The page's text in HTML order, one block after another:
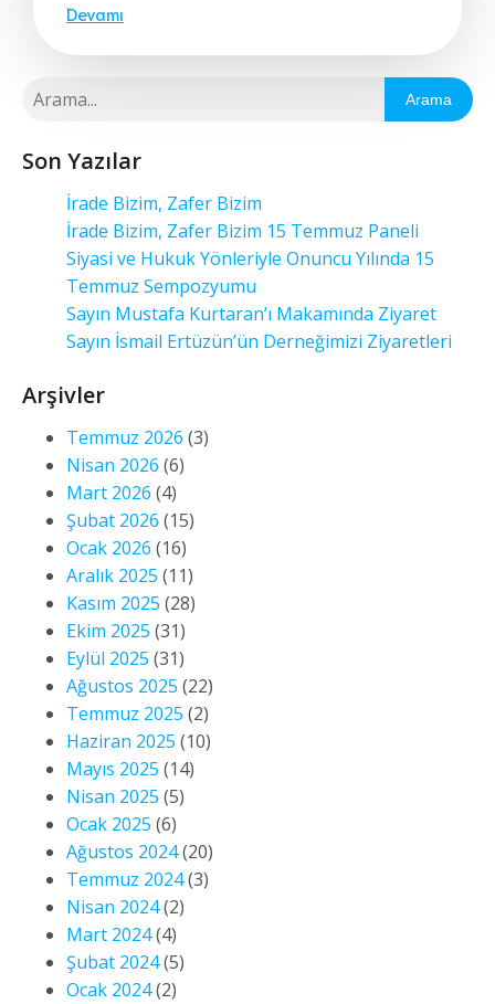
Devamı
Arama
Son Yazılar
İrade Bizim, Zafer Bizim
İrade Bizim, Zafer Bizim 15 Temmuz Paneli
Siyasi ve Hukuk Yönleriyle Onuncu Yılında 15
Temmuz Sempozyumu
Sayın Mustafa Kurtaran’ı Makamında Ziyaret
Sayın İsmail Ertüzün’ün Derneğimizi Ziyaretleri
Arşivler
Temmuz 2026 (3)
Nisan 2026 (6)
Mart 2026 (4)
Şubat 2026 (15)
Ocak 2026 (16)
Aralık 2025 (11)
Kasım 2025 (28)
Ekim 2025 (31)
Eylül 2025 (31)
Ağustos 2025 (22)
Temmuz 2025 (2)
Haziran 2025 (10)
Mayıs 2025 (14)
Nisan 2025 (5)
Ocak 2025 (6)
Ağustos 2024(20)
Temmuz 2024(3)
Nisan 2024(2)
Mart 2024(4)
Şubat 2024(5)
Ocak 2024(2)